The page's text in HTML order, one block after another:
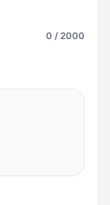
0 / 2000